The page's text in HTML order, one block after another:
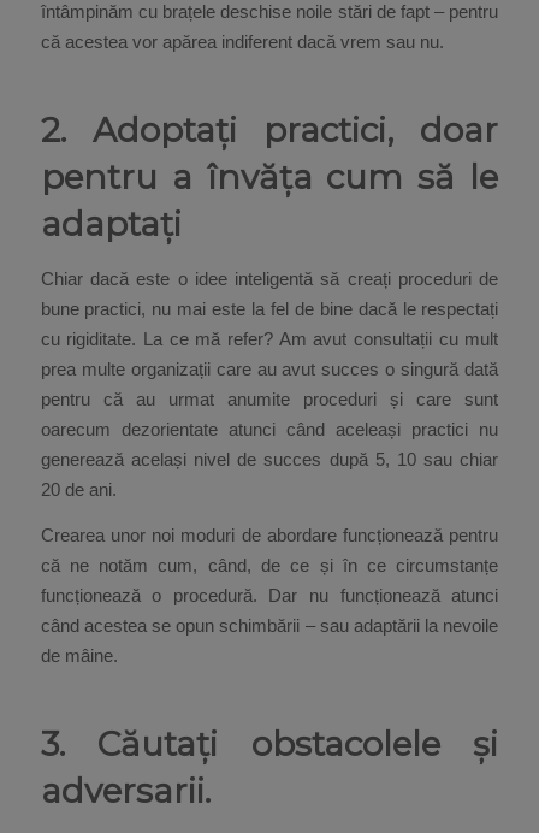
întâmpinăm cu brațele deschise noile stări de fapt – pentru
că acestea vor apărea indiferent dacă vrem sau nu.
2. Adoptați practici, doar
pentru a învăța cum să le
adaptați
Chiar dacă este o idee inteligentă să creați proceduri de
bune practici, nu mai este la fel de bine dacă le respectați
cu rigiditate. La ce mă refer? Am avut consultații cu mult
prea multe organizații care au avut succes o singură dată
pentru că au urmat anumite proceduri și care sunt
oarecum dezorientate atunci când aceleași practici nu
generează același nivel de succes după 5, 10 sau chiar
20 de ani.
Crearea unor noi moduri de abordare funcționează pentru
că ne notăm cum, când, de ce și în ce circumstanțe
funcționează o procedură. Dar nu funcționează atunci
când acestea se opun schimbării – sau adaptării la nevoile
de mâine.
3. Căutați obstacolele și
adversarii.